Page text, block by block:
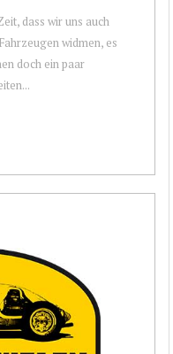
dass wir uns auch
widmen, es
doch ein paar